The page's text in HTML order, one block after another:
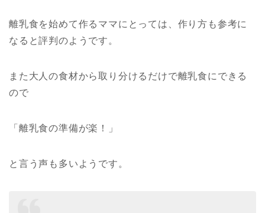
離乳食を始めて作るママにとっては、作り方も参考に
なると評判のようです。
また大人の食材から取り分けるだけで離乳食にできる
ので
「離乳食の準備が楽！」
と言う声も多いようです。